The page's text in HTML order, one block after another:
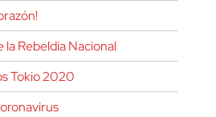
la Rebeldía Nacional
Tokio 2020